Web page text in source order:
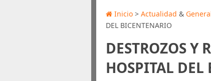
Inicio >Actualidad &
DEL BICENTENARIO
DESTROZOS Y
HOSPITAL